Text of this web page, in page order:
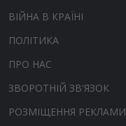
ВІЙНА В КРАЇНІ
ПОЛІТИКА
ПРО НАС
ЗВОРОТНІЙ ЗВ'ЯЗОК
РОЗМІЩЕННЯ РЕКЛАМИ